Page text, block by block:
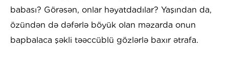
babası? Görəsən, onlar həyatdadılar? Yaşından da,
özündən də dəfərlə böyük olan məzarda onun
bapbalaca şəkli təəccüblü gözlərlə baxır ətrafa.